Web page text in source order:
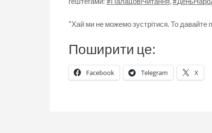
“Хай ми не можемо зустрітися. То
Поширити це:
Facebook Telegram X